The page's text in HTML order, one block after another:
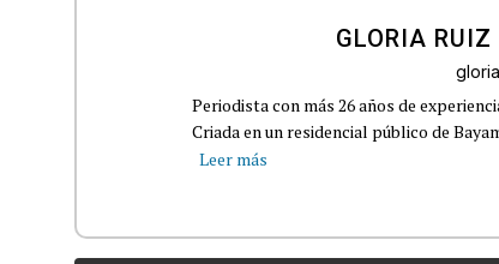
GLORIA
Periodista con más 26 años de
Criada en un residencial público de
Leer más